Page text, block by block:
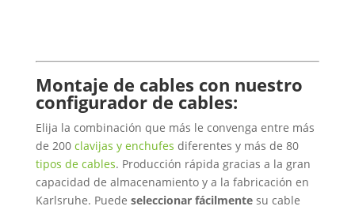
Montaje de cables con nuestro
configurador de cables:
Elija la combinación que más le convenga entre más
de 200 clavijas y enchufes diferentes y más de 80
tipos de cables. Producción rápida gracias a la gran
capacidad de almacenamiento y a la fabricación en
Karlsruhe. Puede seleccionar fácilmentesu cable